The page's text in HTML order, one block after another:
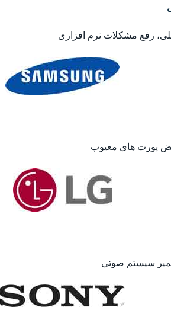
رفع مشکلات نرم افزاری